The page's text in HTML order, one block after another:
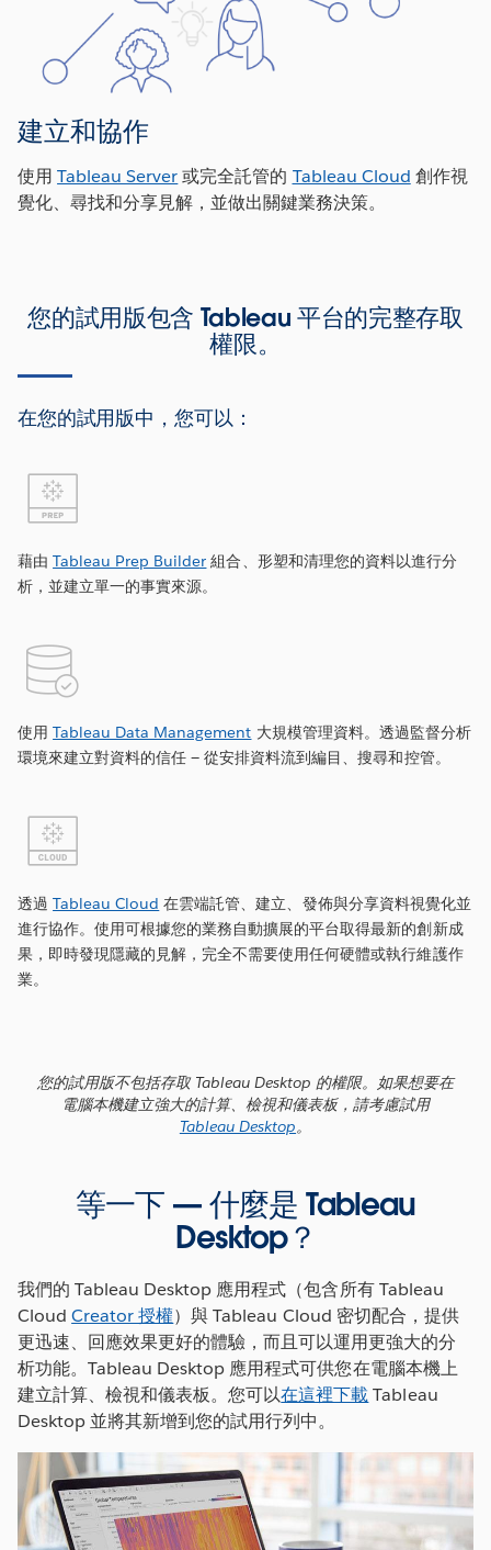
建立和協作
使用Tableau Server或完全託管的 Tableau Cloud 創作視
覺化、尋找和分享見解，並做出關鍵業務決策。
您的試用版包含 Tableau 平台的完整存取
權限。
在您的試用版中，您可以：
藉由Tableau Prep Builder 組合、形塑和清理您的資料以進行分
析，並建立單一的事實來源。
使用Tableau Data Management 大規模管理資料。透過監督分析
環境來建立對資料的信任 — 從安排資料流到編目、搜尋和控管。
透過Tableau Cloud 在雲端託管、建立、發佈與分享資料視覺化並
進行協作。使用可根據您的業務自動擴展的平台取得最新的創新成
果，即時發現隱藏的見解，完全不需要使用任何硬體或執行維護作
業。
您的試用版不包括存取 Tableau Desktop 的權限。如果想要在
電腦本機建立強大的計算、檢視和儀表板，請考慮試用
Tableau Desktop。
等一下 — 什麼是 Tableau
Desktop？
我們的 Tableau Desktop 應用程式（包含所有 Tableau
CloudCreator 授權）與 Tableau Cloud 密切配合，提供
更迅速、回應效果更好的體驗，而且可以運用更強大的分
析功能。Tableau Desktop 應用程式可供您在電腦本機上
建立計算、檢視和儀表板。您可以在這裡下載Tableau
Desktop 並將其新增到您的試用行列中。